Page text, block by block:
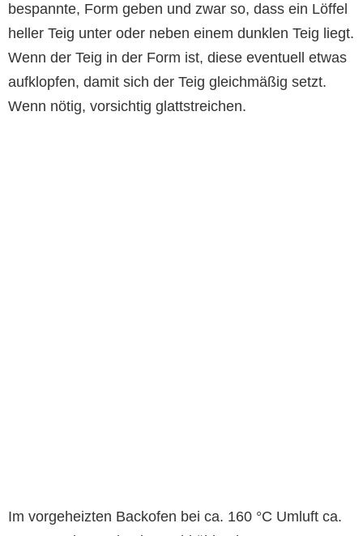
bespannte, Form geben und zwar so, dass ein Löffel
heller Teig unter oder neben einem dunklen Teig liegt.
Wenn der Teig in der Form ist, diese eventuell etwas
aufklopfen, damit sich der Teig gleichmäßig setzt.
Wenn nötig, vorsichtig glattstreichen.
Im vorgeheizten Backofen bei ca. 160 °C Umluft ca.